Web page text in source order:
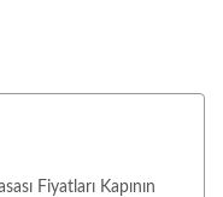
Fiyatları Kapının